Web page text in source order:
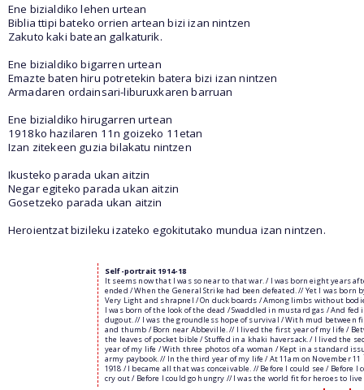
Ene bizialdiko lehen urtean
Biblia ttipi bateko orrien artean bizi izan nintzen
Zakuto kaki batean galkaturik.
Ene bizialdiko bigarren urtean
Emazte baten hiru potretekin batera bizi izan nintzen
Armadaren ordainsari-liburuxkaren barruan
Ene bizialdiko hirugarren urtean
1918ko hazilaren 11n goizeko 11etan
Izan zitekeen guzia bilakatu nintzen
Ikusteko parada ukan aitzin
Negar egiteko parada ukan aitzin
Gosetzeko parada ukan aitzin
Heroientzat bizileku izateko egokitutako mundua izan nintzen.
Self-portrait 1914-18
It seems now that I was so near to that war. / I was born eight years
ended / When the General Strike had been defeated. // Yet I was born
Very Light and shrapnel / On duck boards / Among limbs without
I was born of the look of the dead / Swaddled in mustard gas / And fed
dugout. // I was the groundless hope of survival / With mud between
and thumb / Born near Abbeville. // I lived the first year of my life /
the leaves of pocket bible / Stuffed in a khaki haversack. / I lived the
year of my life / With three photos of a woman / Kept in a standard
army paybook. // In the third year of my life / At 11am on November 11
1918 / I became all that was conceivable. // Before I could see / Before I
cry out / Before I could go hungry // I was the world fit for heroes to